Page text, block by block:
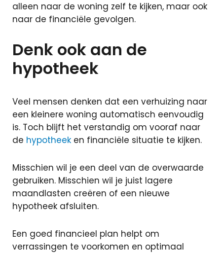
alleen naar de woning zelf te kijken, maar ook
naar de financiële gevolgen.
Denk ook aan de
hypotheek
Veel mensen denken dat een verhuizing naar
een kleinere woning automatisch eenvoudig
is. Toch blijft het verstandig om vooraf naar
de hypotheek en financiële situatie te kijken.
Misschien wil je een deel van de overwaarde
gebruiken. Misschien wil je juist lagere
maandlasten creëren of een nieuwe
hypotheek afsluiten.
Een goed financieel plan helpt om
verrassingen te voorkomen en optimaal